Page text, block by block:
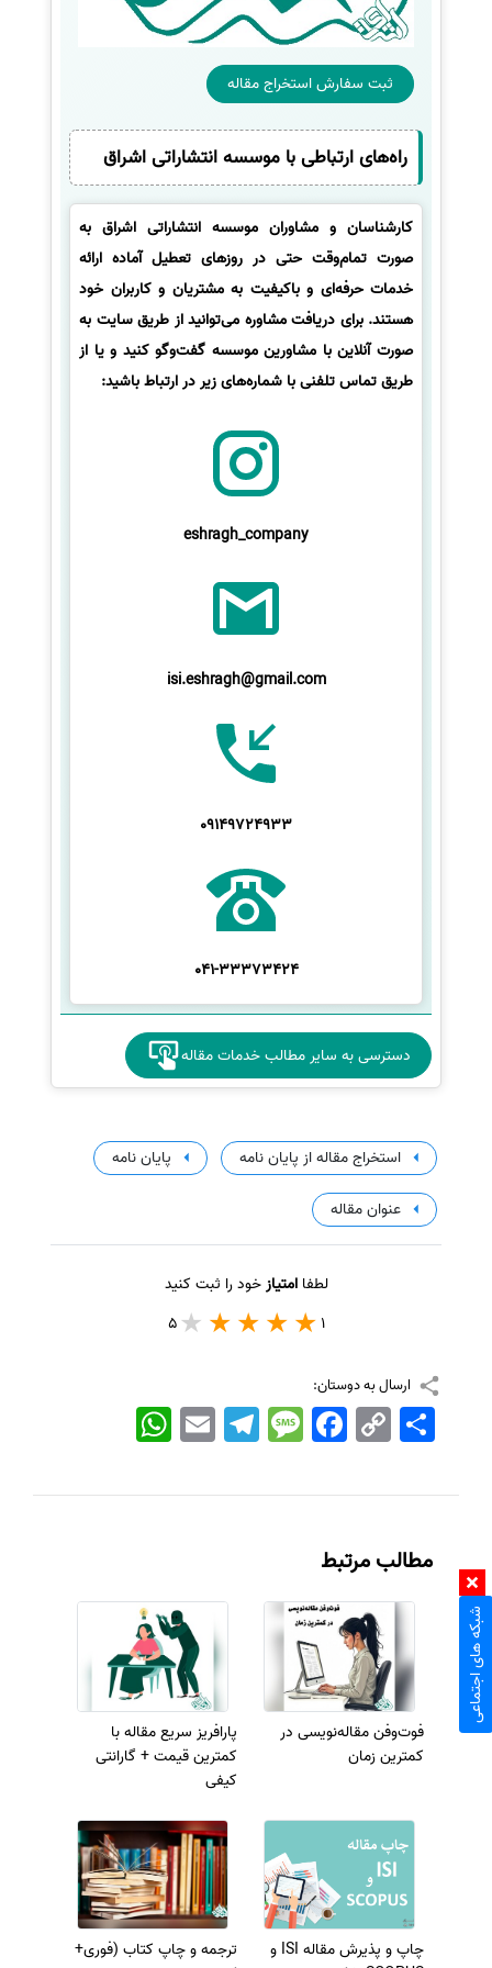
ثبت سفارش استخراج مقاله
راه‌های ارتباطی با موسسه انتشاراتی اشراق
کارشناسان و مشاوران موسسه انتشاراتی اشراق به
صورت تمام‌وقت حتی در روزهای تعطیل آماده ارائه
خدمات حرفه‌ای و باکیفیت به مشتریان و کاربران خود
هستند. برای دریافت مشاوره می‌توانید از طریق سایت به
صورت آنلاین با مشاورین موسسه گفت‌وگو کنید و یا از
طریق تماس تلفنی با شماره‌های زیر در ارتباط باشید:
eshragh_company
isi.eshragh@gmail.com
09149724933
041-33373424
دسترسی به سایر مطالب خدمات مقاله
استخراج مقاله از پایان نامه پایان نامه
عنوان مقاله
لطفاامتیازخود را ثبت کنید
1
5
ارسال به دوستان:
WhatsApp EmailTelegramMessageFacebook Copy
Link
اشتراک
مطالب مرتبط
فوت‌وفن مقاله‌نویسی در
کمترین زمان
پارافریز سریع مقاله با
کمترین قیمت + گارانتی
کیفی
چاپ و پذیرش مقاله ISI و
ترجمه و چاپ کتاب (فوری+
شبکه های اجتماعی